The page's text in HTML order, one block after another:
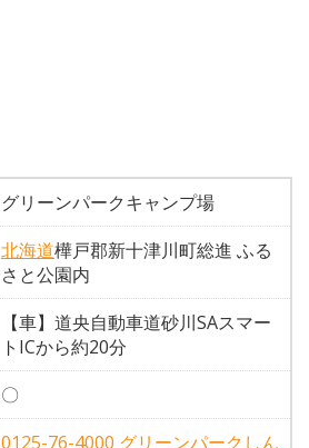
グリーンパークキャンプ場
北海道樺戸郡新十津川町総進 ふる
さと公園内
【車】道央自動車道砂川SAスマー
トICから約20分
〇
0125-76-4000 グリーンパークしん